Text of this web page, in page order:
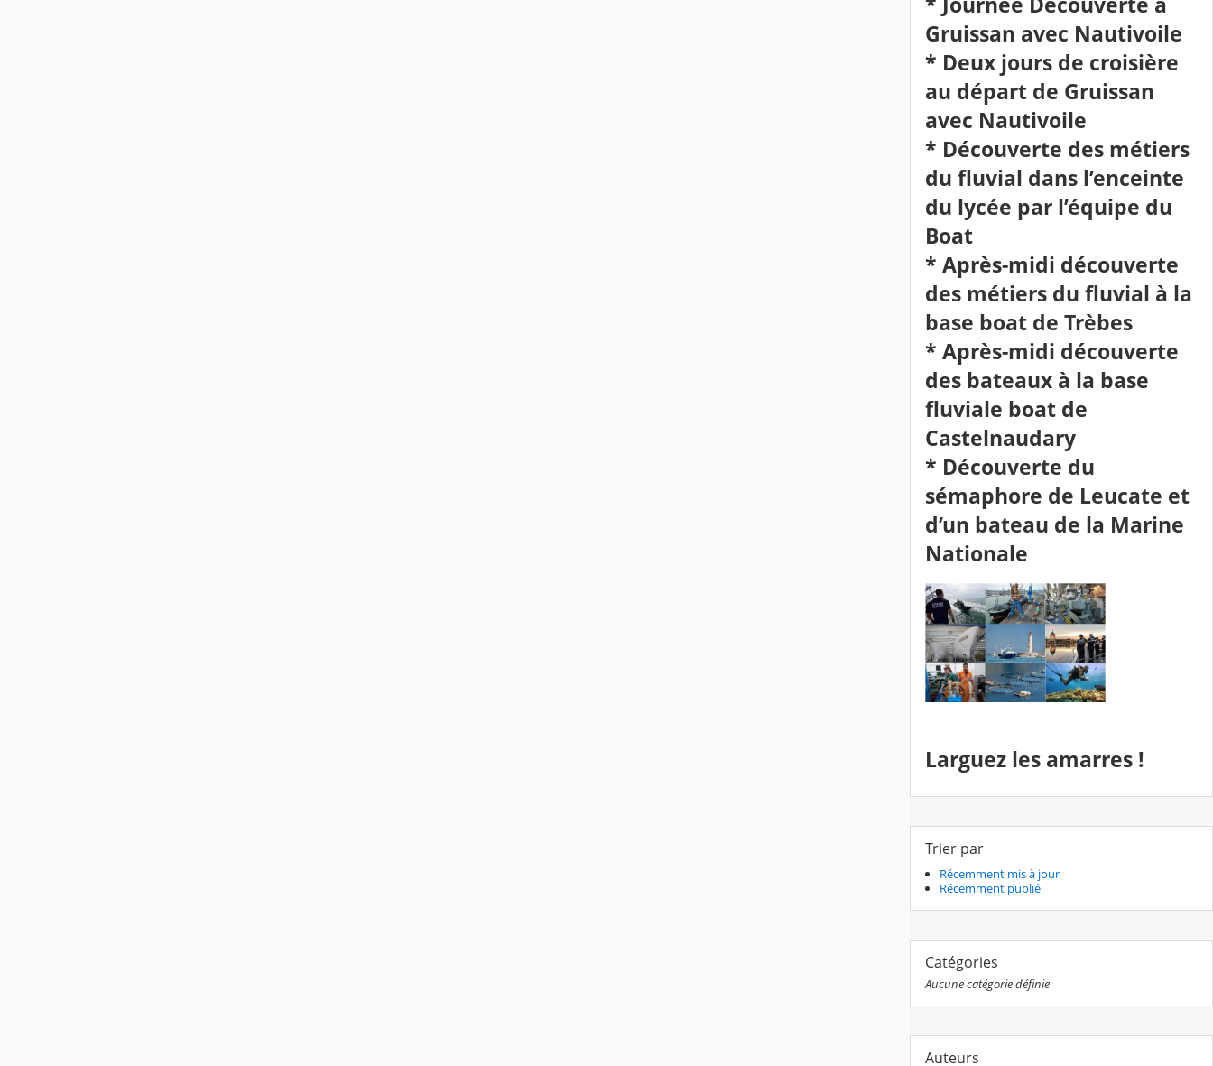
Gruissan avec Nautivoile
* Deux jours de croisière
au départ de Gruissan
avec Nautivoile
* Découverte des métiers
du fluvial dans l’enceinte
du lycée par l’équipe du
Boat
* Après-midi découverte
des métiers du fluvial à la
base boat de Trèbes
* Après-midi découverte
des bateaux à la base
fluviale boat de
Castelnaudary
* Découverte du
sémaphore de Leucate et
d’un bateau de la Marine
Nationale
Larguez les amarres !
Trier par
Récemment mis à jour
Récemment publié
Catégories
Aucune catégorie définie
Auteurs